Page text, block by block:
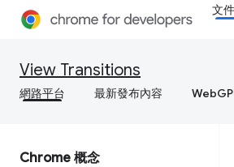
文件
View Transitions
網路平台 最新發布內容
Chrome 概念